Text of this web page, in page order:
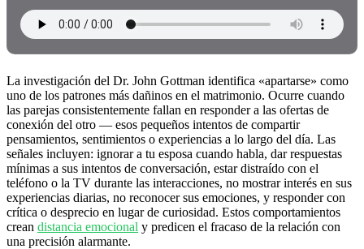
La investigación del Dr. John Gottman identifica «apartarse» como
uno de los patrones más dañinos en el matrimonio. Ocurre cuando
las parejas consistentemente fallan en responder a las ofertas de
conexión del otro — esos pequeños intentos de compartir
pensamientos, sentimientos o experiencias a lo largo del día. Las
señales incluyen: ignorar a tu esposa cuando habla, dar respuestas
mínimas a sus intentos de conversación, estar distraído con el
teléfono o la TV durante las interacciones, no mostrar interés en sus
experiencias diarias, no reconocer sus emociones, y responder con
crítica o desprecio en lugar de curiosidad. Estos comportamientos
crean distancia emocional y predicen el fracaso de la relación con
una precisión alarmante.